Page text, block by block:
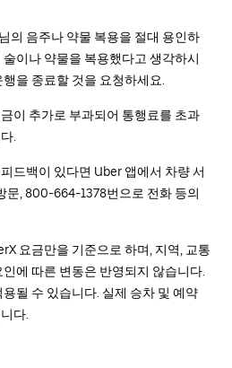
의 음주나 약물 복용을 절대 용인하
이나 약물을 복용했다고 생각하시
을 종료할 것을 요청하세요.
이 추가로 부과되어 통행료를 초과
.
드백이 있다면 Uber 앱에서 차량 서
문, 800-664-1378번으로 전화 등의
요금만을 기준으로 하며, 지역, 교통
에 따른 변동은 반영되지 않습니다.
될 수 있습니다. 실제 승차 및 예약
다.